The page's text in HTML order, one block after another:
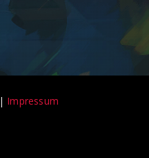
| Impressum